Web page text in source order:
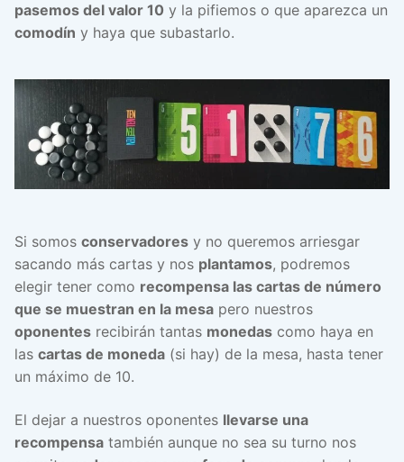
pasemos del valor 10 y la pifiemos o que aparezca un
comodín y haya que subastarlo.
Si somos conservadores y no queremos arriesgar
sacando más cartas y nos plantamos, podremos
elegir tener como recompensa las cartas de número
que se muestran en la mesa pero nuestros
oponentes recibirán tantas monedas como haya en
las cartas de moneda (si hay) de la mesa, hasta tener
un máximo de 10.
El dejar a nuestros oponentes llevarse una
recompensa también aunque no sea su turno nos